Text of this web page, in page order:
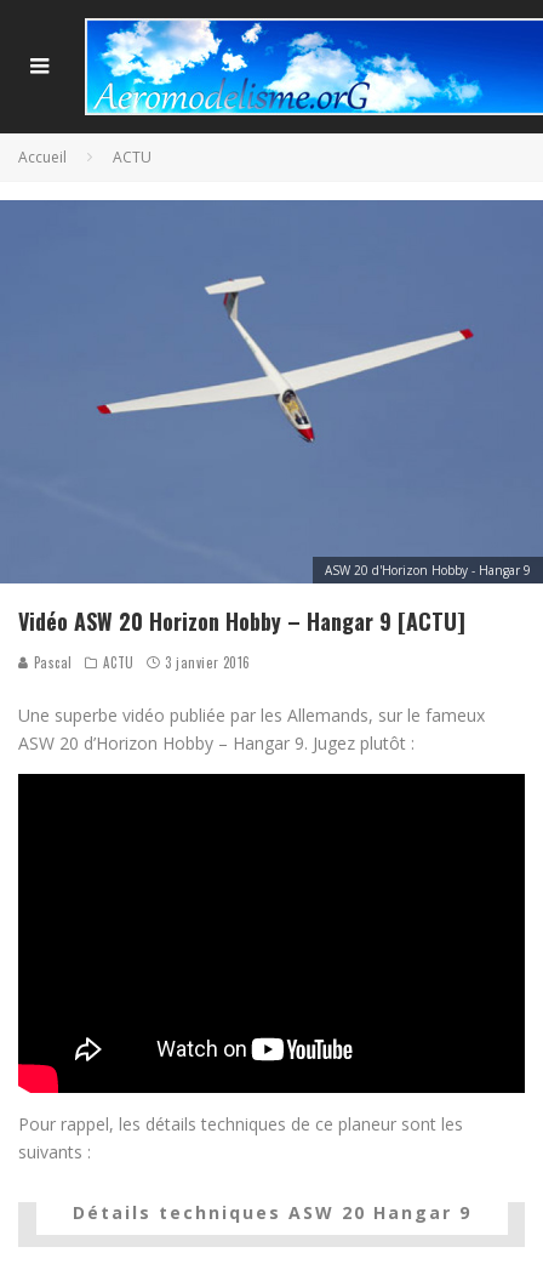
Accueil ACTU
ASW 20 d'Horizon Hobby - Hangar 9
Vidéo ASW 20 Horizon Hobby – Hangar 9 [ACTU]
Pascal ACTU 3 janvier 2016
Une superbe vidéo publiée par les Allemands, sur le fameux
ASW 20 d’Horizon Hobby – Hangar 9. Jugez plutôt :
Pour rappel, les détails techniques de ce planeur sont les
suivants :
Détails techniques ASW 20 Hangar 9